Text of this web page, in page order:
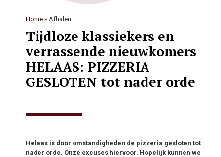
Home » Afhalen
Tijdloze klassiekers en
verrassende nieuwkomers
HELAAS: PIZZERIA
GESLOTEN tot nader orde
Helaas is door omstandigheden de pizzeria gesloten tot
nader orde. Onze excuses hiervoor. Hopelijk kunnen we